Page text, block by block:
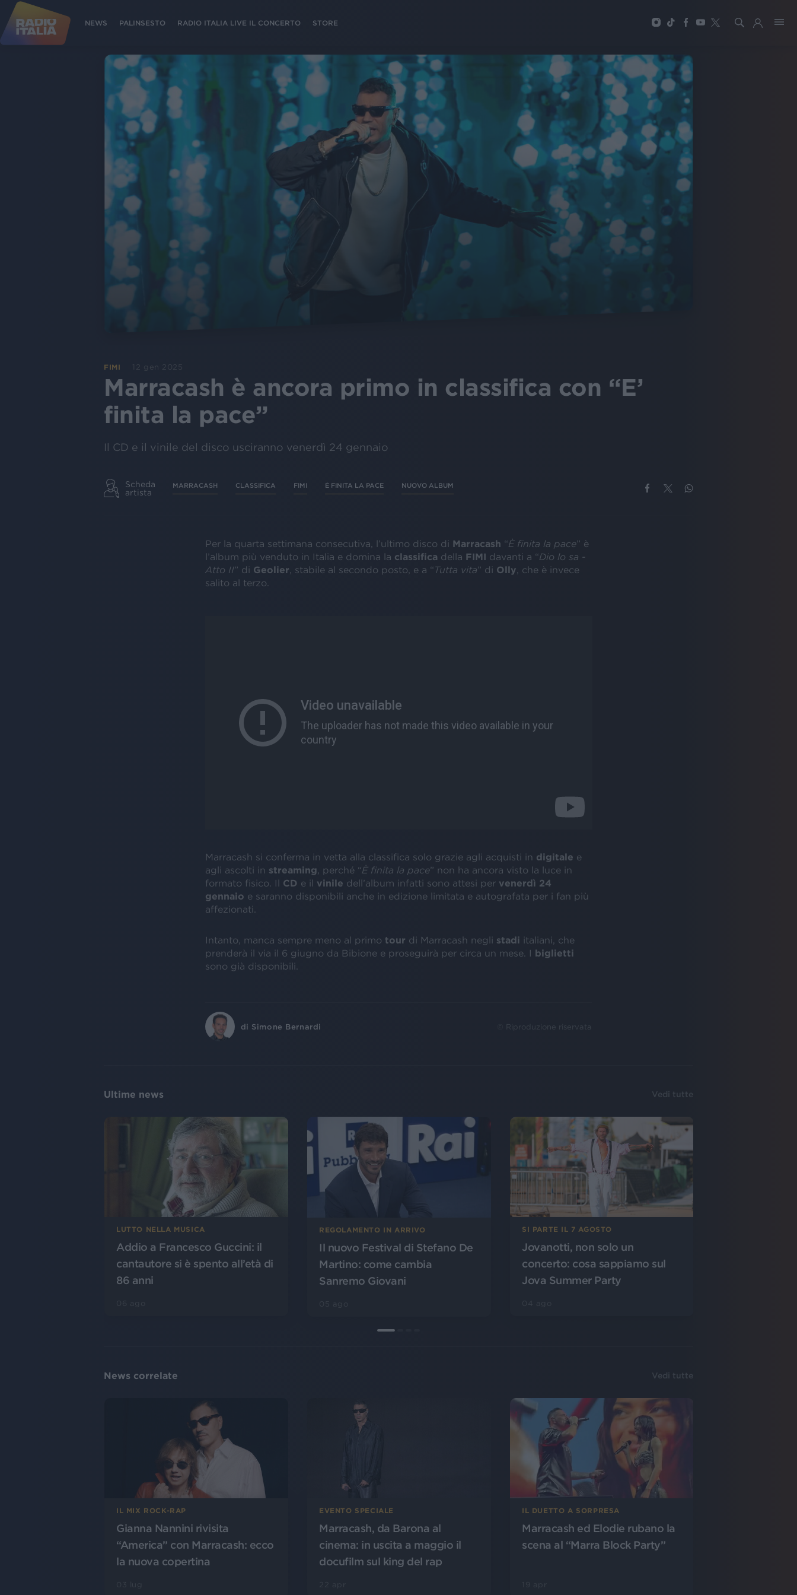
NEWS PALINSESTO RADIO ITALIA LIVE IL CONCERTO STORE
FIMI 12 gen 2025
Marracash è ancora primo in classifica con “E’
finita la pace”
Il CD e il vinile del disco usciranno venerdì 24 gennaio
Scheda
artista
MARRACASH CLASSIFICA FIMI È FINITA LA PACE NUOVO ALBUM
Per la quarta settimana consecutiva, l’ultimo disco di Marracash “È finita la pace” è
l’album più venduto in Italia e domina la classifica della FIMI davanti a “Dio lo sa -
Atto II” di Geolier , stabile al secondo posto, e a “Tutta vita” di Olly , che è invece
salito al terzo.
Marracash si conferma in vetta alla classifica solo grazie agli acquisti in digitale e
agli ascolti in streaming , perché “È finita la pace” non ha ancora visto la luce in
formato fisico. Il CD e il vinile dell’album infatti sono attesi per venerdì 24
gennaio e saranno disponibili anche in edizione limitata e autografata per i fan più
affezionati.
Intanto, manca sempre meno al primo tour di Marracash negli stadi italiani, che
prenderà il via il 6 giugno da Bibione e proseguirà per circa un mese. I biglietti
sono già disponibili.
di Simone Bernardi © Riproduzione riservata
Ultime news Vedi tutte
LUTTO NELLA MUSICA
Addio a Francesco Guccini: il
cantautore si è spento all’età di
86 anni
REGOLAMENTO IN ARRIVO
Il nuovo Festival di Stefano De
Martino: come cambia
Sanremo Giovani
SI PARTE IL 7 AGOSTO
Jovanotti, non solo un
concerto: cosa sappiamo sul
Jova Summer Party
News correlate Vedi tutte
IL MIX ROCK-RAP
Gianna Nannini rivisita
“America” con Marracash: ecco
la nuova copertina
EVENTO SPECIALE
Marracash, da Barona al
cinema: in uscita a maggio il
docufilm sul king del rap
IL DUETTO A SORPRESA
Marracash ed Elodie rubano la
scena al “Marra Block Party”